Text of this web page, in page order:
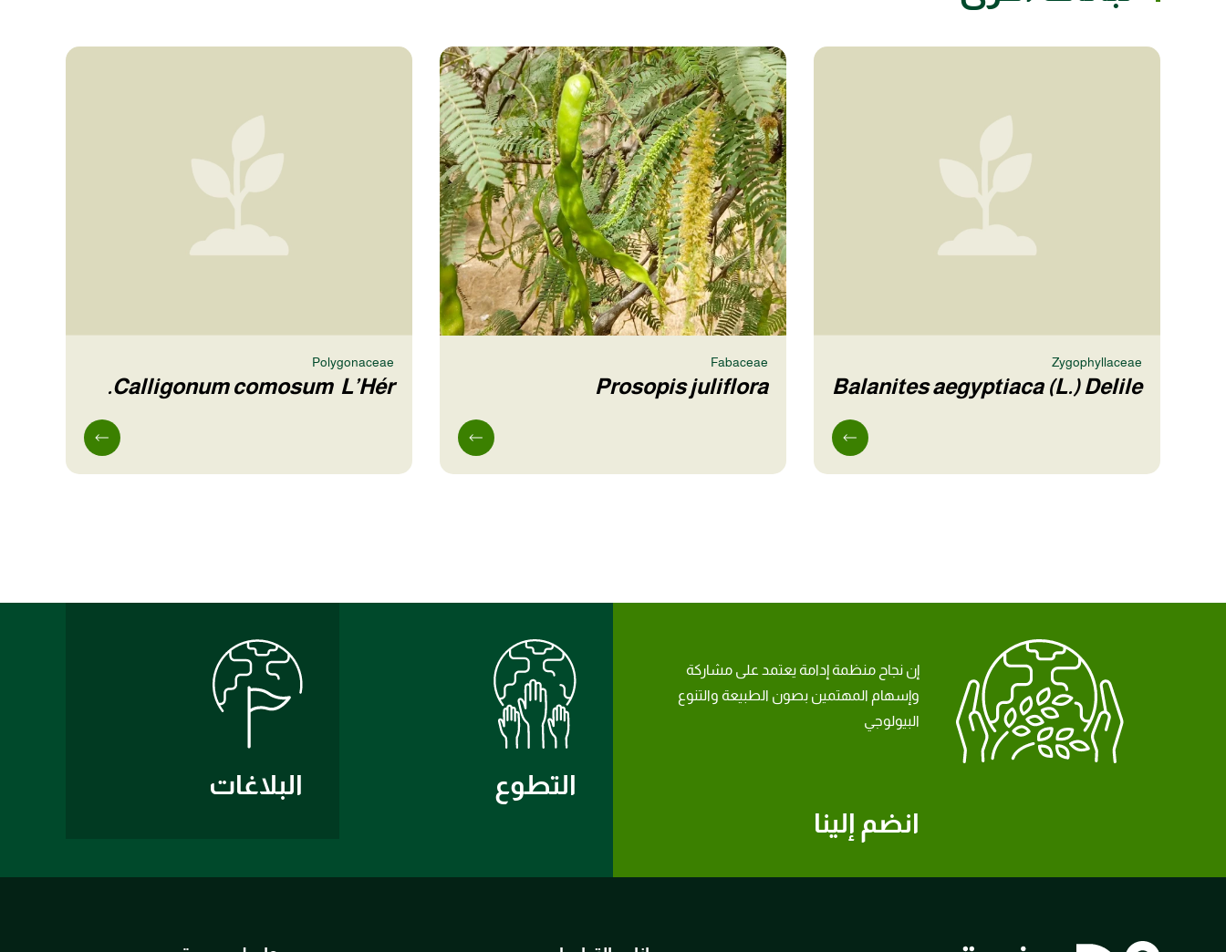
Zygophyllaceae
Balanites aegyptiaca (L.) Delile
Fabaceae
Prosopis juliflora
Polygonaceae
Calligonum comosum L’Hér.
انضم إلينا
إن نجاح منظمة إدامة يعتمد على مشاركة
وإسهام المهتمين بصون الطبيعة والتنوع
البيولوجي
التطوع البلاغات